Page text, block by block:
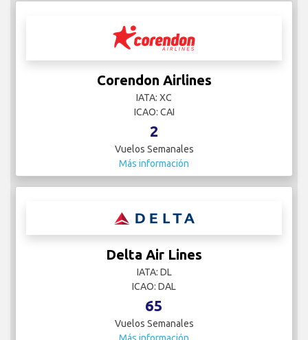
Corendon Airlines
IATA: XC
ICAO: CAI
2
Vuelos Semanales
Más información
Delta Air Lines
IATA: DL
ICAO: DAL
65
Vuelos Semanales